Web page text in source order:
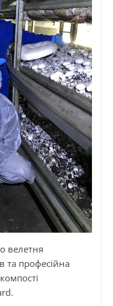
велетня
та професійна